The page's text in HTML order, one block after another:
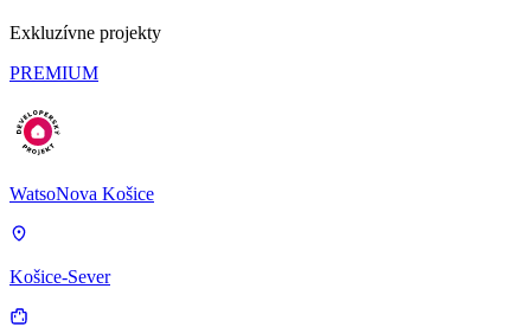
Exkluzívne projekty
PREMIUM
WatsoNova Košice
Košice-Sever